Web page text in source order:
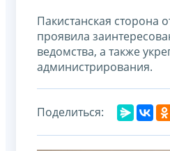
Пакистанская сторона
проявила
ведомства, а также
администрирования.
Поделиться: